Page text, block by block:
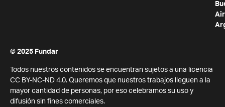
© 2025 Fundar
Todos nuestros contenidos se encuentran sujetos a una licencia
CC BY-NC-ND 4.0. Queremos que nuestros trabajos lleguen a la
mayor cantidad de personas, por eso celebramos su uso y
difusión sin fines comerciales.